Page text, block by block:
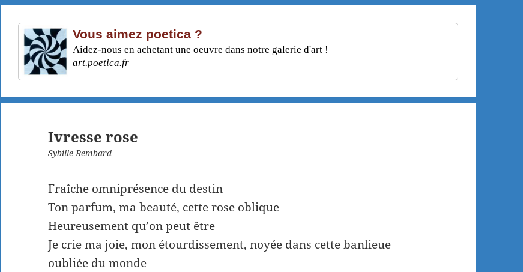
Vous aimez poetica ?
Aidez-nous en achetant une oeuvre dans notre galerie d'art !
art.poetica.fr
Ivresse rose
Sybille Rembard
Fraîche omniprésence du destin
Ton parfum, ma beauté, cette rose oblique
Heureusement qu’on peut être
Je crie ma joie, mon étourdissement, noyée dans cette banlieue
oubliée du monde